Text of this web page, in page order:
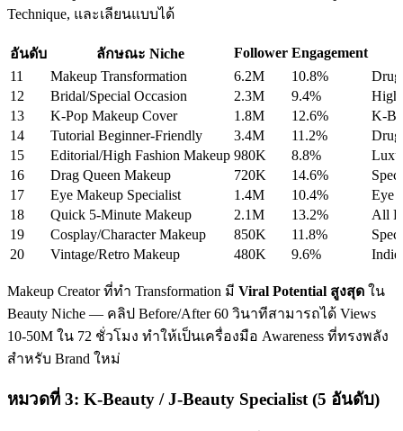
Technique, และเลียนแบบได้
อันดับ ลักษณะ Niche Follower Engagement
11
Makeup Transformation 6.2M 10.8%
12
Bridal/Special Occasion 2.3M 9.4%
13
K-Pop Makeup Cover 1.8M 12.6%
K-
14
Tutorial Beginner-Friendly 3.4M 11.2%
15
Editorial/High Fashion Makeup 980K 8.8%
16
Drag Queen Makeup 720K 14.6%
17
Eye Makeup Specialist 1.4M 10.4%
Eye
18
Quick 5-Minute Makeup 2.1M 13.2%
All
19
Cosplay/Character Makeup 850K 11.8%
20
Vintage/Retro Makeup 480K 9.6% Indie
Makeup Creator ที่ทำ Transformation มี Viral Potential สูงสุด ใน
Beauty Niche — คลิป Before/After 60 วินาทีสามารถได้ Views
10-50M ใน 72 ชั่วโมง ทำให้เป็นเครื่องมือ Awareness ที่ทรงพลัง
สำหรับ Brand ใหม่
หมวดที่ 3: K-Beauty / J-Beauty Specialist (5 อันดับ)